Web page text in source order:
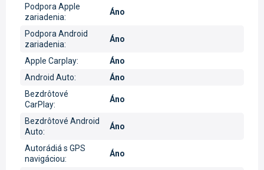
Podpora Apple
zariadenia:
Áno
Podpora Android
zariadenia:
Áno
Apple Carplay:
Áno
Android Auto:
Áno
Bezdrôtové
CarPlay:
Áno
Bezdrôtové Android
Auto:
Áno
Autorádiá s GPS
navigáciou:
Áno